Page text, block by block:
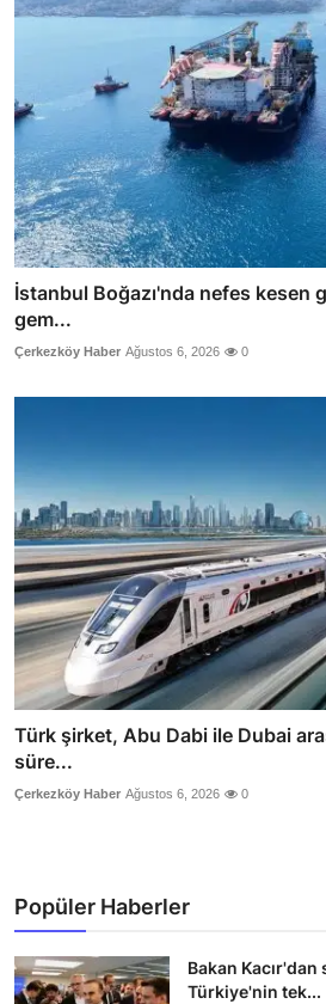
İstanbul Boğazı'nda nefes kesen
gem...
Çerkezköy Haber Ağustos 6, 2026 0
Türk şirket, Abu Dabi ile Dubai
süre...
Çerkezköy Haber Ağustos 6, 2026 0
Popüler Haberler
Bakan
Türkiye'nin tek...